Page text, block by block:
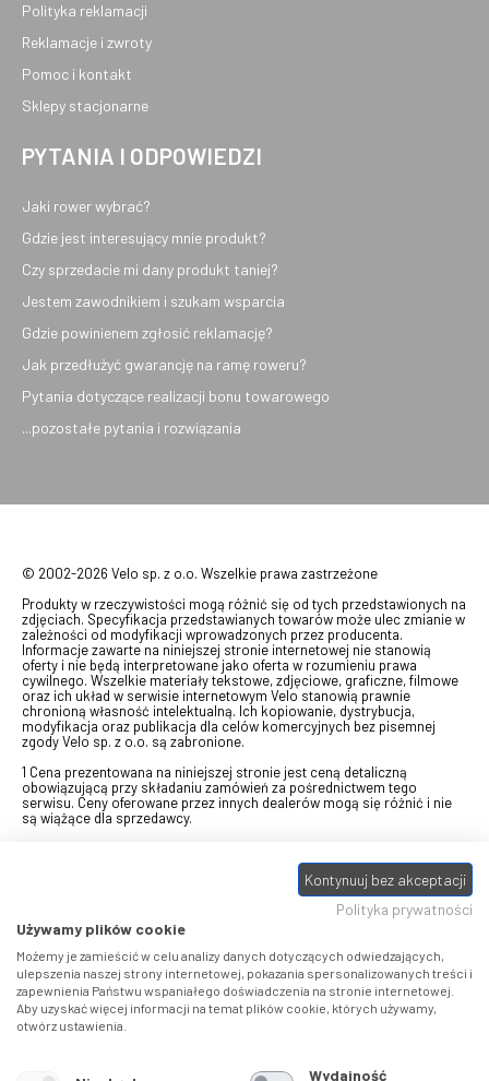
Polityka reklamacji
Reklamacje i zwroty
Pomoc i kontakt
Sklepy stacjonarne
PYTANIA I ODPOWIEDZI
Jaki rower wybrać?
Gdzie jest interesujący mnie produkt?
Czy sprzedacie mi dany produkt taniej?
Jestem zawodnikiem i szukam wsparcia
Gdzie powinienem zgłosić reklamację?
Jak przedłużyć gwarancję na ramę roweru?
Pytania dotyczące realizacji bonu towarowego
...pozostałe pytania i rozwiązania
© 2002-2026 Velo sp. z o.o. Wszelkie prawa zastrzeżone
Produkty w rzeczywistości mogą różnić się od tych przedstawionych na
zdjęciach. Specyfikacja przedstawianych towarów może ulec zmianie w
zależności od modyfikacji wprowadzonych przez producenta.
Informacje zawarte na niniejszej stronie internetowej nie stanowią
oferty i nie będą interpretowane jako oferta w rozumieniu prawa
cywilnego. Wszelkie materiały tekstowe, zdjęciowe, graficzne, filmowe
oraz ich układ w serwisie internetowym Velo stanowią prawnie
chronioną własność intelektualną. Ich kopiowanie, dystrybucja,
modyfikacja oraz publikacja dla celów komercyjnych bez pisemnej
zgody Velo sp. z o.o. są zabronione.
1 Cena prezentowana na niniejszej stronie jest ceną detaliczną
obowiązującą przy składaniu zamówień za pośrednictwem tego
serwisu. Ceny oferowane przez innych dealerów mogą się różnić i nie
są wiążące dla sprzedawcy.
swój bon" na towary z oferty VELO, aktualnie dostępnej na stronie
, w ramach sprzedaży premiowej. Dowiedz się jak
stronie promocji. Prezentowana wartość
eBonu uwzględnia fakt wyrażenia - w procesie rejestracji w Panelu
klienta- zgody na otrzymywanie drogą mailową informacji handlowo-
marketingowe, np. newsletter rowerowy. W przypadku braku zgody
wartość eBonu zostanie obniżona o 10 zł.
Pamiętaj, że eBony za produkty SIDI dotyczą zakupów w sklepach
SIDI Center, produkty Castelli zakupów w placówkach tworzących
Castelli Center.
Kontynuuj bez akceptacji
Polityka prywatności
Używamy plików cookie
Możemy je zamieścić w celu analizy danych dotyczących odwiedzających,
ulepszenia naszej strony internetowej, pokazania spersonalizowanych treści i
zapewnienia Państwu wspaniałego doświadczenia na stronie internetowej.
Aby uzyskać więcej informacji na temat plików cookie, których używamy,
otwórz ustawienia.
Wydajność